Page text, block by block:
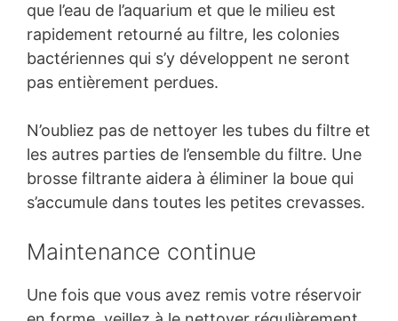
que l’eau de l’aquarium et que le milieu est
rapidement retourné au filtre, les colonies
bactériennes qui s’y développent ne seront
pas entièrement perdues.
N’oubliez pas de nettoyer les tubes du filtre et
les autres parties de l’ensemble du filtre. Une
brosse filtrante aidera à éliminer la boue qui
s’accumule dans toutes les petites crevasses.
Maintenance continue
Une fois que vous avez remis votre réservoir